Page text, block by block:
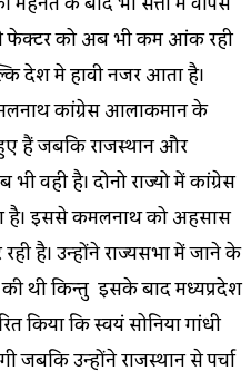
फेक्टर को अब भी कम आंक रही
देश मे हावी नजर आता है।
कांग्रेस आलाकमान के
हैं जबकि राजस्थान और
वही है। दोनो राज्यो में कांग्रेस
है। इससे कमलनाथ को अहसास
रही है। उन्होंने राज्यसभा में जाने के
थी किन्तु इसके बाद मध्यप्रदेश
किया कि स्वयं सोनिया गांधी
जबकि उन्होंने राजस्थान से पर्चा